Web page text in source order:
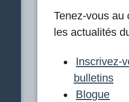
Tenez-vous au
les actualités
Inscrivez-
bulletins
Blogue